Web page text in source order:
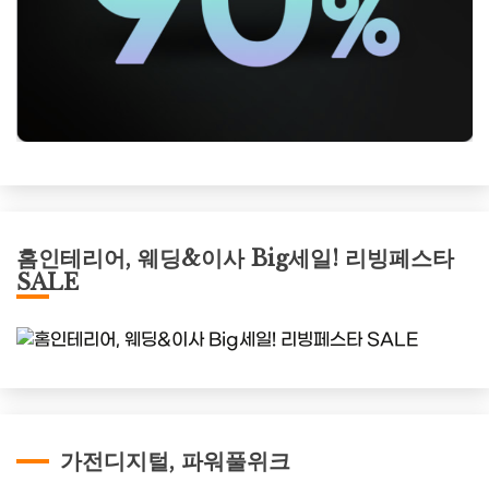
홈인테리어, 웨딩&이사 Big세일! 리빙페스타
SALE
가전디지털, 파워풀위크